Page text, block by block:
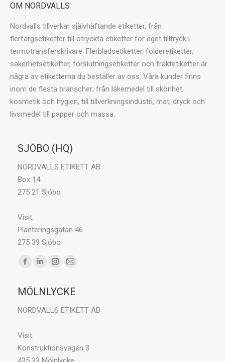
OM NORDVALLS
Nordvalls tillverkar självhäftande etiketter, från
flerfärgsetiketter till otryckta etiketter för eget tilltryck i
termotransferskrivare. Flerbladsetiketter, folderetiketter,
säkerhetsetiketter, förslutningsetiketter och fraktetiketter är
några av etiketterna du beställer av oss. Våra kunder finns
inom de flesta branscher; från läkemedel till skönhet,
kosmetik och hygien, till tillverkningsindustri, mat, dryck och
livsmedel till papper och massa.
SJÖBO (HQ)
NORDVALLS ETIKETT AB
Box 14
275 21 Sjöbo
Visit:
Planteringsgatan 46
275 39 Sjöbo
Du hittar oss på:
F
c
e
o
o
k
L
n
k
i
n
I
s
t
r
a
E
p
o
p
a
MÖLNLYCKE
NORDVALLS ETIKETT AB
Visit:
Konstruktionsvägen 3